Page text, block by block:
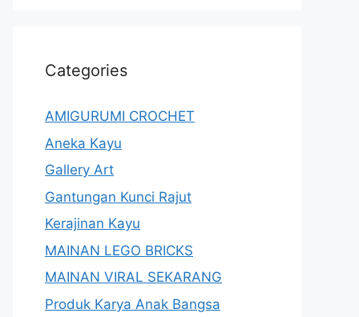
Categories
AMIGURUMI CROCHET
Aneka Kayu
Gallery Art
Gantungan Kunci Rajut
Kerajinan Kayu
MAINAN LEGO BRICKS
MAINAN VIRAL SEKARANG
Produk Karya Anak Bangsa